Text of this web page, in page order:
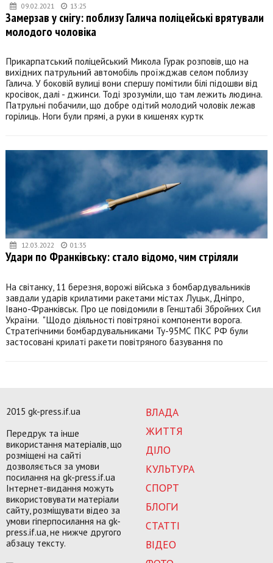
09.02.2021 13:25
Замерзав у снігу: поблизу Галича поліцейські врятували
молодого чоловіка
Прикарпатський поліцейський Микола Гурак розповів, що на
вихідних патрульний автомобіль проїжджав селом поблизу
Галича. У боковій вулиці вони спершу помітили білі підошви від
кросівок, далі - джинси. Тоді зрозуміли, що там лежить людина.
Патрульні побачили, що добре одітий молодий чоловік лежав
горілиць. Ноги були прямі, а руки в кишенях куртк
12.03.2022 01:35
Удари по Франківську: стало відомо, чим стріляли
На світанку, 11 березня, ворожі війська з бомбардувальників
завдали ударів крилатими ракетами містах Луцьк, Дніпро,
Івано-Франківськ. Про це повідомили в Генштабі Збройних Сил
України. "Щодо діяльності повітряної компоненти ворога.
Стратегічними бомбардувальниками Ту-95МС ПКС РФ були
застосовані крилаті ракети повітряного базування по
ВЛАДА
ЖИТТЯ
ДІЛО
КУЛЬТУРА
СПОРТ
БЛОГИ
СТАТТІ
ВІДЕО
2015 gk-press.if.ua
Передрук та інше
використання матеріалів, що
розміщені на сайті
дозволяється за умови
посилання на gk-press.if.ua
Інтернет-видання можуть
використовувати матеріали
сайту, розміщувати відео за
умови гіперпосилання на gk-
press.if.ua, не нижче другого
абзацу тексту.